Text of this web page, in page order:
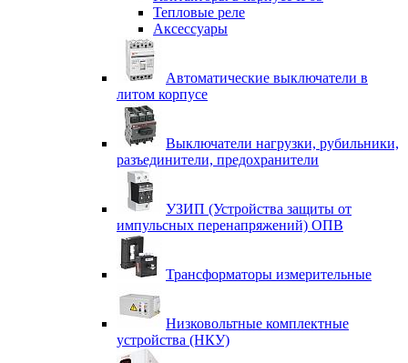
Тепловые реле
Аксессуары
Автоматические выключатели в
литом корпусе
Выключатели нагрузки, рубильники,
разъединители, предохранители
УЗИП (Устройства защиты от
импульсных перенапряжений) ОПВ
Трансформаторы измерительные
Низковольтные комплектные
устройства (НКУ)